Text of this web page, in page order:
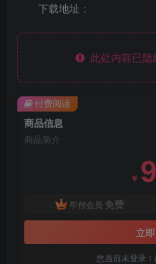
下载地址：
此处内容已隐
商品信息
商品简介
￥
年付会员 免费
立
您当前未登录
付费阅读